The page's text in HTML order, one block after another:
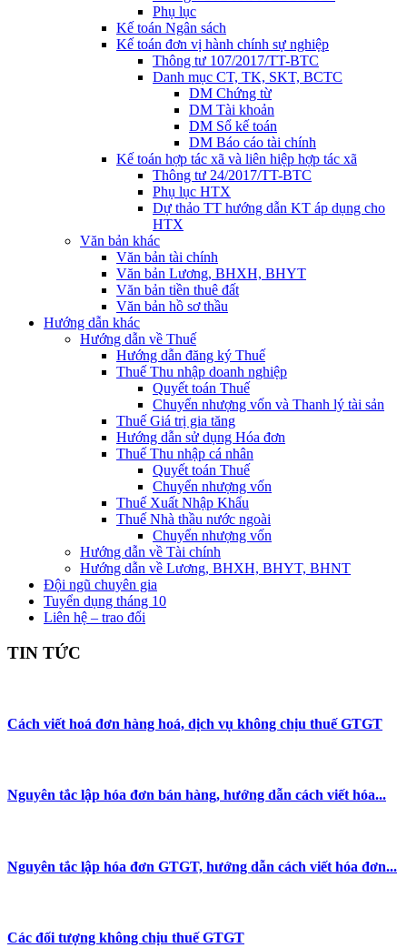
Phụ lục
Kế toán Ngân sách
Kế toán đơn vị hành chính sự nghiệp
Thông tư 107/2017/TT-BTC
Danh mục CT, TK, SKT, BCTC
DM Chứng từ
DM Tài khoản
DM Sổ kế toán
DM Báo cáo tài chính
Kế toán hợp tác xã và liên hiệp hợp tác xã
Thông tư 24/2017/TT-BTC
Phụ lục HTX
Dự thảo TT hướng dẫn KT áp dụng cho
HTX
Văn bản khác
Văn bản tài chính
Văn bản Lương, BHXH, BHYT
Văn bản tiền thuê đất
Văn bản hồ sơ thầu
Hướng dẫn khác
Hướng dẫn về Thuế
Hướng dẫn đăng ký Thuế
Thuế Thu nhập doanh nghiệp
Quyết toán Thuế
Chuyển nhượng vốn và Thanh lý tài sản
Thuế Giá trị gia tăng
Hướng dẫn sử dụng Hóa đơn
Thuế Thu nhập cá nhân
Quyết toán Thuế
Chuyển nhượng vốn
Thuế Xuất Nhập Khẩu
Thuế Nhà thầu nước ngoài
Chuyển nhượng vốn
Hướng dẫn về Tài chính
Hướng dẫn về Lương, BHXH, BHYT, BHNT
Đội ngũ chuyên gia
Tuyển dụng tháng 10
Liên hệ – trao đổi
TIN TỨC
Cách viết hoá đơn hàng hoá, dịch vụ không chịu thuế GTGT
Nguyên tắc lập hóa đơn bán hàng, hướng dẫn cách viết hóa...
Nguyên tắc lập hóa đơn GTGT, hướng dẫn cách viết hóa đơn...
Các đối tượng không chịu thuế GTGT